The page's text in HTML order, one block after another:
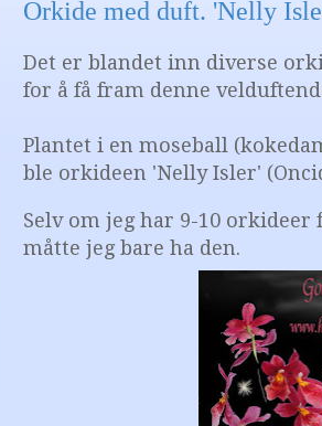
Orkide med duft. 'Nelly
Det er blandet inn diverse
for å få fram denne
Plantet i en moseball
ble orkideen 'Nelly Isler'
Selv om jeg har 9-10 orkideer
måtte jeg bare ha den.